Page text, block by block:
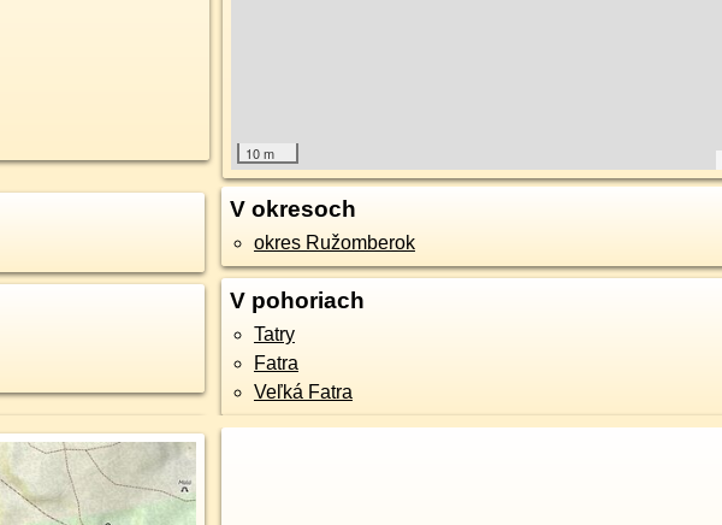
10 m
V okresoch
okres Ružomberok
V pohoriach
Tatry
Fatra
Veľká Fatra